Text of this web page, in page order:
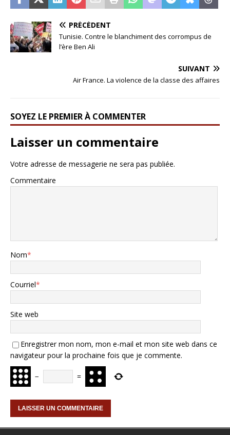
PRÉCÉDENT
Tunisie. Contre le blanchiment des corrompus de
l’ère Ben Ali
SUIVANT
Air France. La violence de la classe des affaires
SOYEZ LE PREMIER À COMMENTER
Laisser un commentaire
Votre adresse de messagerie ne sera pas publiée.
Commentaire
Nom*
Courriel*
Site web
Enregistrer mon nom, mon e-mail et mon site web dans ce
navigateur pour la prochaine fois que je commente.
− =